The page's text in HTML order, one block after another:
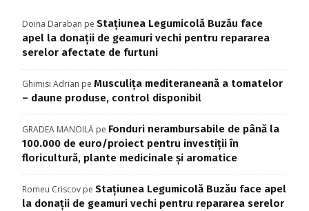
Doina Daraban pe Stațiunea Legumicolă Buzău face
apel la donații de geamuri vechi pentru repararea
serelor afectate de furtuni
Ghimisi Adrian pe Musculița mediteraneană a tomatelor
– daune produse, control disponibil
GRADEA MANOILĂ pe Fonduri nerambursabile de până la
100.000 de euro/proiect pentru investiţii în
floricultură, plante medicinale şi aromatice
Romeu Criscov pe Stațiunea Legumicolă Buzău face apel
la donații de geamuri vechi pentru repararea serelor